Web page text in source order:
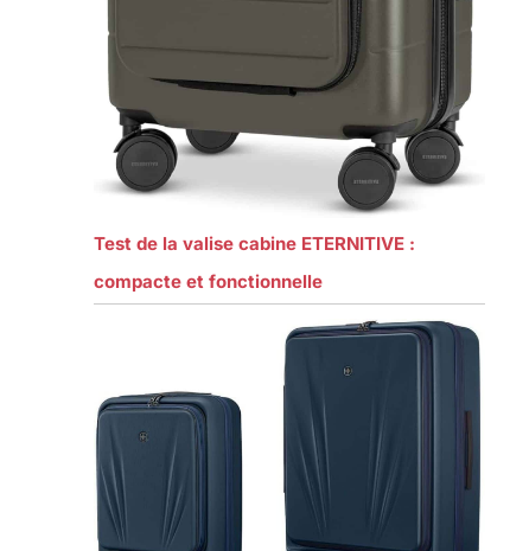
Test de la valise cabine ETERNITIVE :
compacte et fonctionnelle